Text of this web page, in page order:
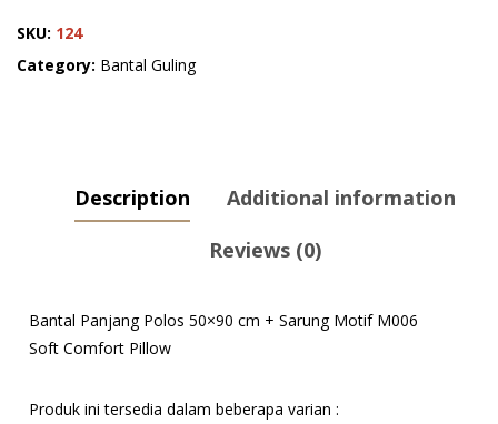
cm
+
SKU: 124
Category: Bantal Guling
Description
Additional information
Reviews (0)
Bantal Panjang Polos 50×90 cm + Sarung Motif M006
Soft Comfort Pillow
Produk ini tersedia dalam beberapa varian :